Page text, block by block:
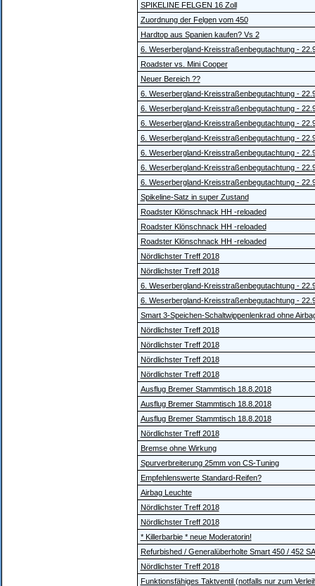
SPIKELINE FELGEN 16 Zoll
Zuordnung der Felgen vom 450
Hardtop aus Spanien kaufen? Vs 2
6. Weserbergland-Kreisstraßenbegutachtung -
Roadster vs. Mini Cooper
Neuer Bereich ??
6. Weserbergland-Kreisstraßenbegutachtung -
6. Weserbergland-Kreisstraßenbegutachtung -
6. Weserbergland-Kreisstraßenbegutachtung -
6. Weserbergland-Kreisstraßenbegutachtung -
6. Weserbergland-Kreisstraßenbegutachtung -
6. Weserbergland-Kreisstraßenbegutachtung -
6. Weserbergland-Kreisstraßenbegutachtung -
Spikeline-Satz in super Zustand
Roadster Klönschnack HH -reloaded
Roadster Klönschnack HH -reloaded
Roadster Klönschnack HH -reloaded
Nördlichster Treff 2018
Nördlichster Treff 2018
6. Weserbergland-Kreisstraßenbegutachtung -
6. Weserbergland-Kreisstraßenbegutachtung -
Smart 3-Speichen-Schaltwippenlenkrad ohne
Nördlichster Treff 2018
Nördlichster Treff 2018
Nördlichster Treff 2018
Nördlichster Treff 2018
Ausflug Bremer Stammtisch 18.8.2018
Ausflug Bremer Stammtisch 18.8.2018
Ausflug Bremer Stammtisch 18.8.2018
Nördlichster Treff 2018
Bremse ohne Wirkung
Spurverbreiterung 25mm von CS-Tuning
Empfehlenswerte Standard-Reifen?
Airbag Leuchte
Nördlichster Treff 2018
Nördlichster Treff 2018
* Killerbarbie * neue Moderatorin!
Refurbished / Generalüberholte Smart 450 / 452
Nördlichster Treff 2018
Funktionsfähiges Taktventil (notfalls nur zum